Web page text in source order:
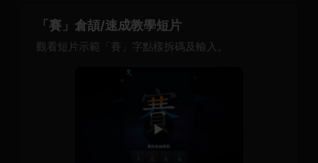
「賽」倉頡/速成教學短片
觀看短片示範「賽」字點樣拆碼及輸入。
▶